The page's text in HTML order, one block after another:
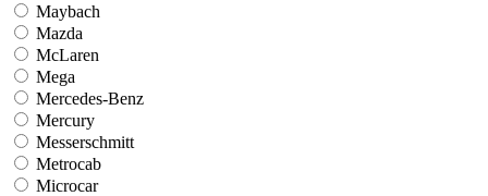
Maybach
Mazda
McLaren
Mega
Mercedes-Benz
Mercury
Messerschmitt
Metrocab
Microcar